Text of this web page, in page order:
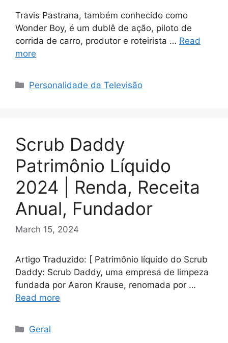
Travis Pastrana, também conhecido como
Wonder Boy, é um dublê de ação, piloto de
corrida de carro, produtor e roteirista … Read
more
Categories
Personalidade da Televisão
Scrub Daddy
Patrimônio Líquido
2024 | Renda, Receita
Anual, Fundador
March 15, 2024
Artigo Traduzido: [ Patrimônio líquido do Scrub
Daddy: Scrub Daddy, uma empresa de limpeza
fundada por Aaron Krause, renomada por …
Read more
Categories
Geral